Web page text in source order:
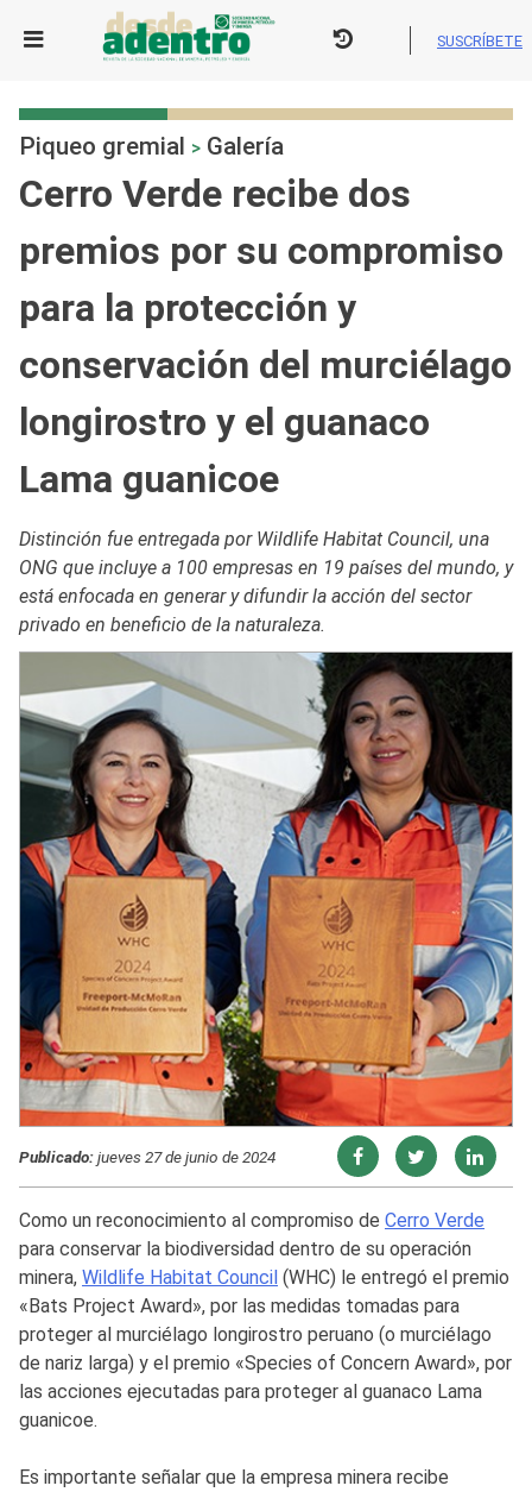
SUSCRÍBETE
Piqueo gremial > Galería
Cerro Verde recibe dos
premios por su compromiso
para la protección y
conservación del murciélago
longirostro y el guanaco
Lama guanicoe
Distinción fue entregada por Wildlife Habitat Council, una
ONG que incluye a 100 empresas en 19 países del mundo, y
está enfocada en generar y difundir la acción del sector
privado en beneficio de la naturaleza.
Publicado:jueves 27 de junio de 2024
Como un reconocimiento al compromiso de Cerro Verde
para conservar la biodiversidad dentro de su operación
minera, Wildlife Habitat Council (WHC) le entregó el premio
«Bats Project Award», por las medidas tomadas para
proteger al murciélago longirostro peruano (o murciélago
de nariz larga) y el premio «Species of Concern Award», por
las acciones ejecutadas para proteger al guanaco Lama
guanicoe.
Es importante señalar que la empresa minera recibe